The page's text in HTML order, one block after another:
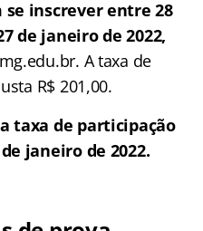
se inscrever entre 28
de janeiro de 2022,
A taxa de
R$ 201,00.
taxa de participação
janeiro de 2022.